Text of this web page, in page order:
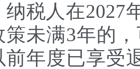
人在2027年
策未满3年的
前年度已享受